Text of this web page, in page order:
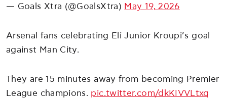
— Goals Xtra (@GoalsXtra) May 19, 2026
Arsenal fans celebrating Eli Junior Kroupi’s goal
against Man City.
They are 15 minutes away from becoming Premier
League champions. pic.twitter.com/dkKIVVLtxq